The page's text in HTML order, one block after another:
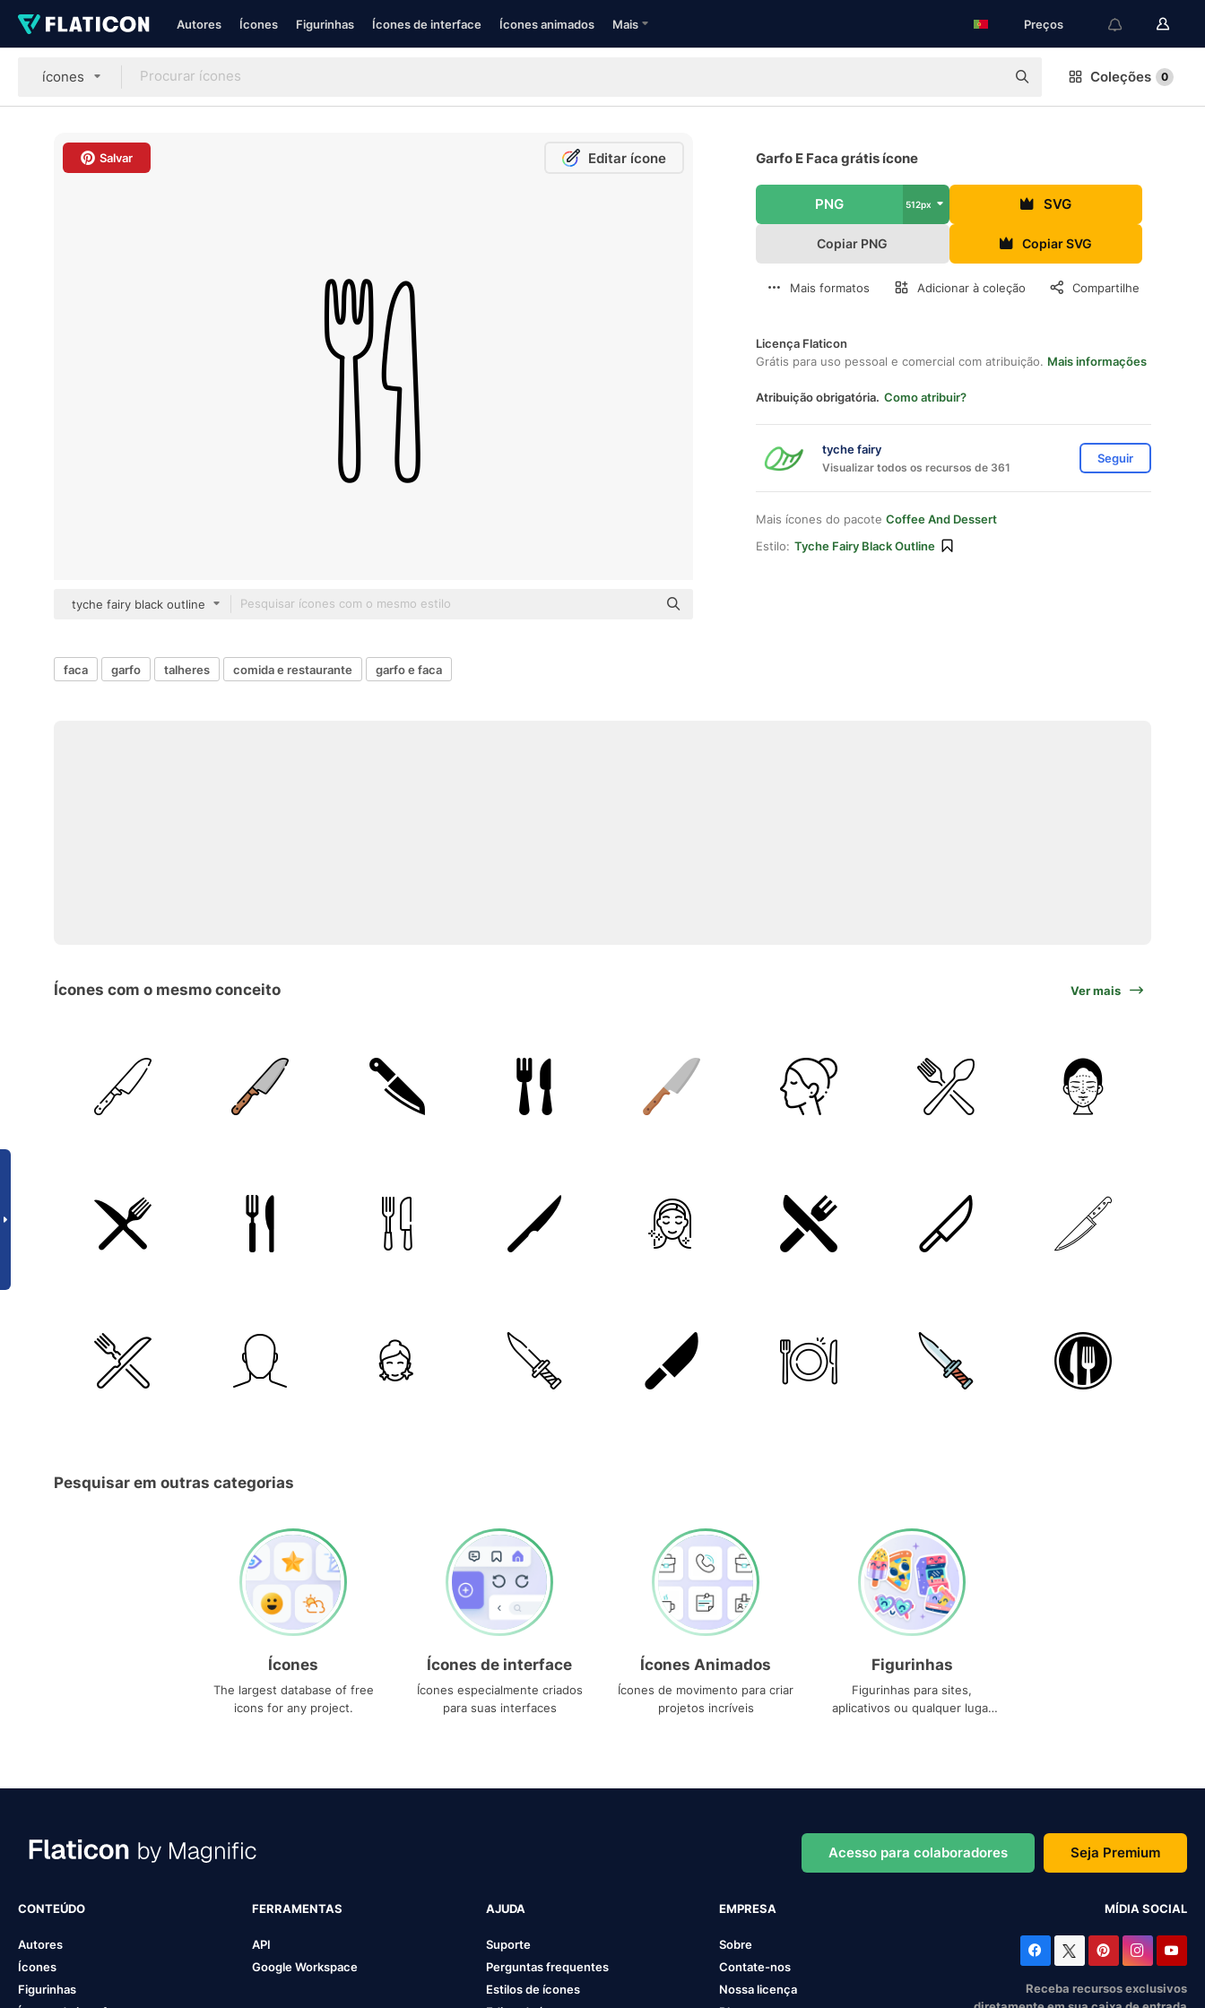
Autores Ícones Figurinhas Ícones de interface Ícones animados Mais Preços
ícones Coleções 0
Salvar Editar ícone
tyche fairy black outline
Garfo E Faca grátis ícone
PNG 512px SVG
Copiar PNG Copiar SVG
Mais formatos Adicionar à coleção Compartilhe
Licença Flaticon
Grátis para uso pessoal e comercial com atribuição. Mais informações
Atribuição obrigatória. Como atribuir?
tyche fairy
Visualizar todos os recursos de 361
Seguir
Mais ícones do pacote Coffee And Dessert
Estilo: Tyche Fairy Black Outline
faca garfo talheres comida e restaurante garfo e faca
Ícones com o mesmo conceito Ver mais
Pesquisar em outras categorias
Ícones
The largest database of free
icons for any project.
Ícones de interface
Ícones especialmente criados
para suas interfaces
Ícones Animados
Ícones de movimento para criar
projetos incríveis
Figurinhas
Figurinhas para sites,
aplicativos ou qualquer lugar
Acesso para colaboradores Seja Premium
CONTEÚDO
Autores
Ícones
Figurinhas
FERRAMENTAS
API
Google Workspace
AJUDA
Suporte
Perguntas frequentes
Estilos de ícones
EMPRESA
Sobre
Contate-nos
Nossa licença
MÍDIA SOCIAL
Receba recursos exclusivos